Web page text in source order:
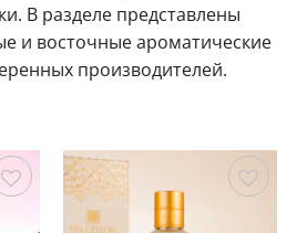
В разделе представлены
и восточные ароматические
производителей.
Сохранить